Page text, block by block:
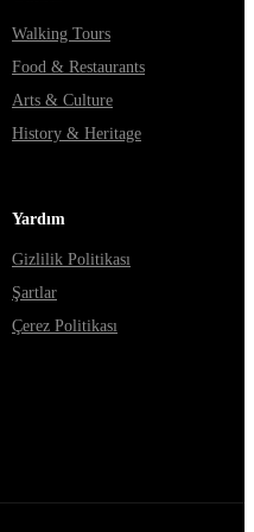
Walking Tours
Food & Restaurants
Arts & Culture
History & Heritage
Yardım
Gizlilik Politikası
Şartlar
Çerez Politikası